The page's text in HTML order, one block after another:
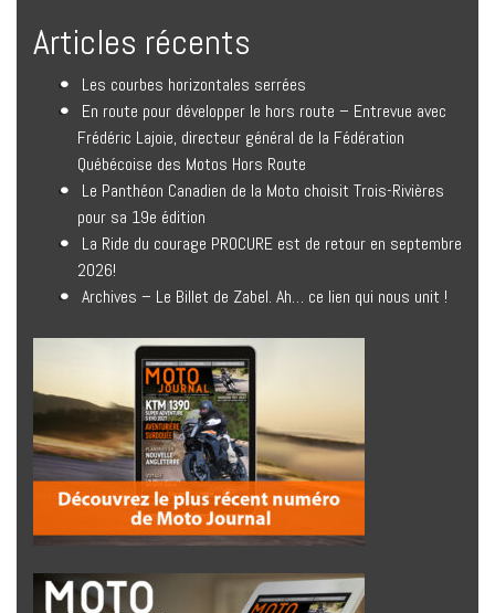
Articles récents
Les courbes horizontales serrées
En route pour développer le hors route – Entrevue avec
Frédéric Lajoie, directeur général de la Fédération
Québécoise des Motos Hors Route
Le Panthéon Canadien de la Moto choisit Trois-Rivières
pour sa 19e édition
La Ride du courage PROCURE est de retour en septembre
2026!
Archives – Le Billet de Zabel. Ah… ce lien qui nous unit !